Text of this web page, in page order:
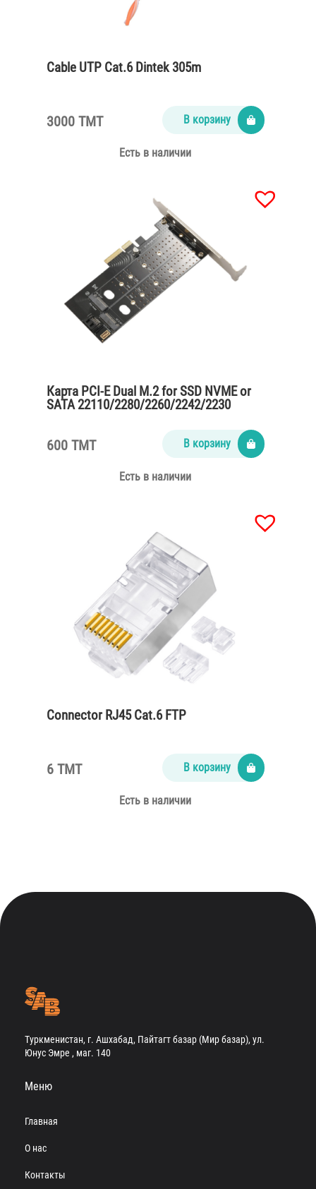
Cable UTP Cat.6 Dintek 305m
3000 TMT В корзину
Есть в наличии
Карта PCI-E Dual M.2 for SSD NVME or
SATA 22110/2280/2260/2242/2230
600 TMT В корзину
Есть в наличии
Connector RJ45 Cat.6 FTP
6 TMT В корзину
Есть в наличии
Туркменистан, г. Ашхабад, Пайтагт базар (Мир базар), ул.
Юнус Эмре , маг. 140
Меню
Главная
О нас
Контакты